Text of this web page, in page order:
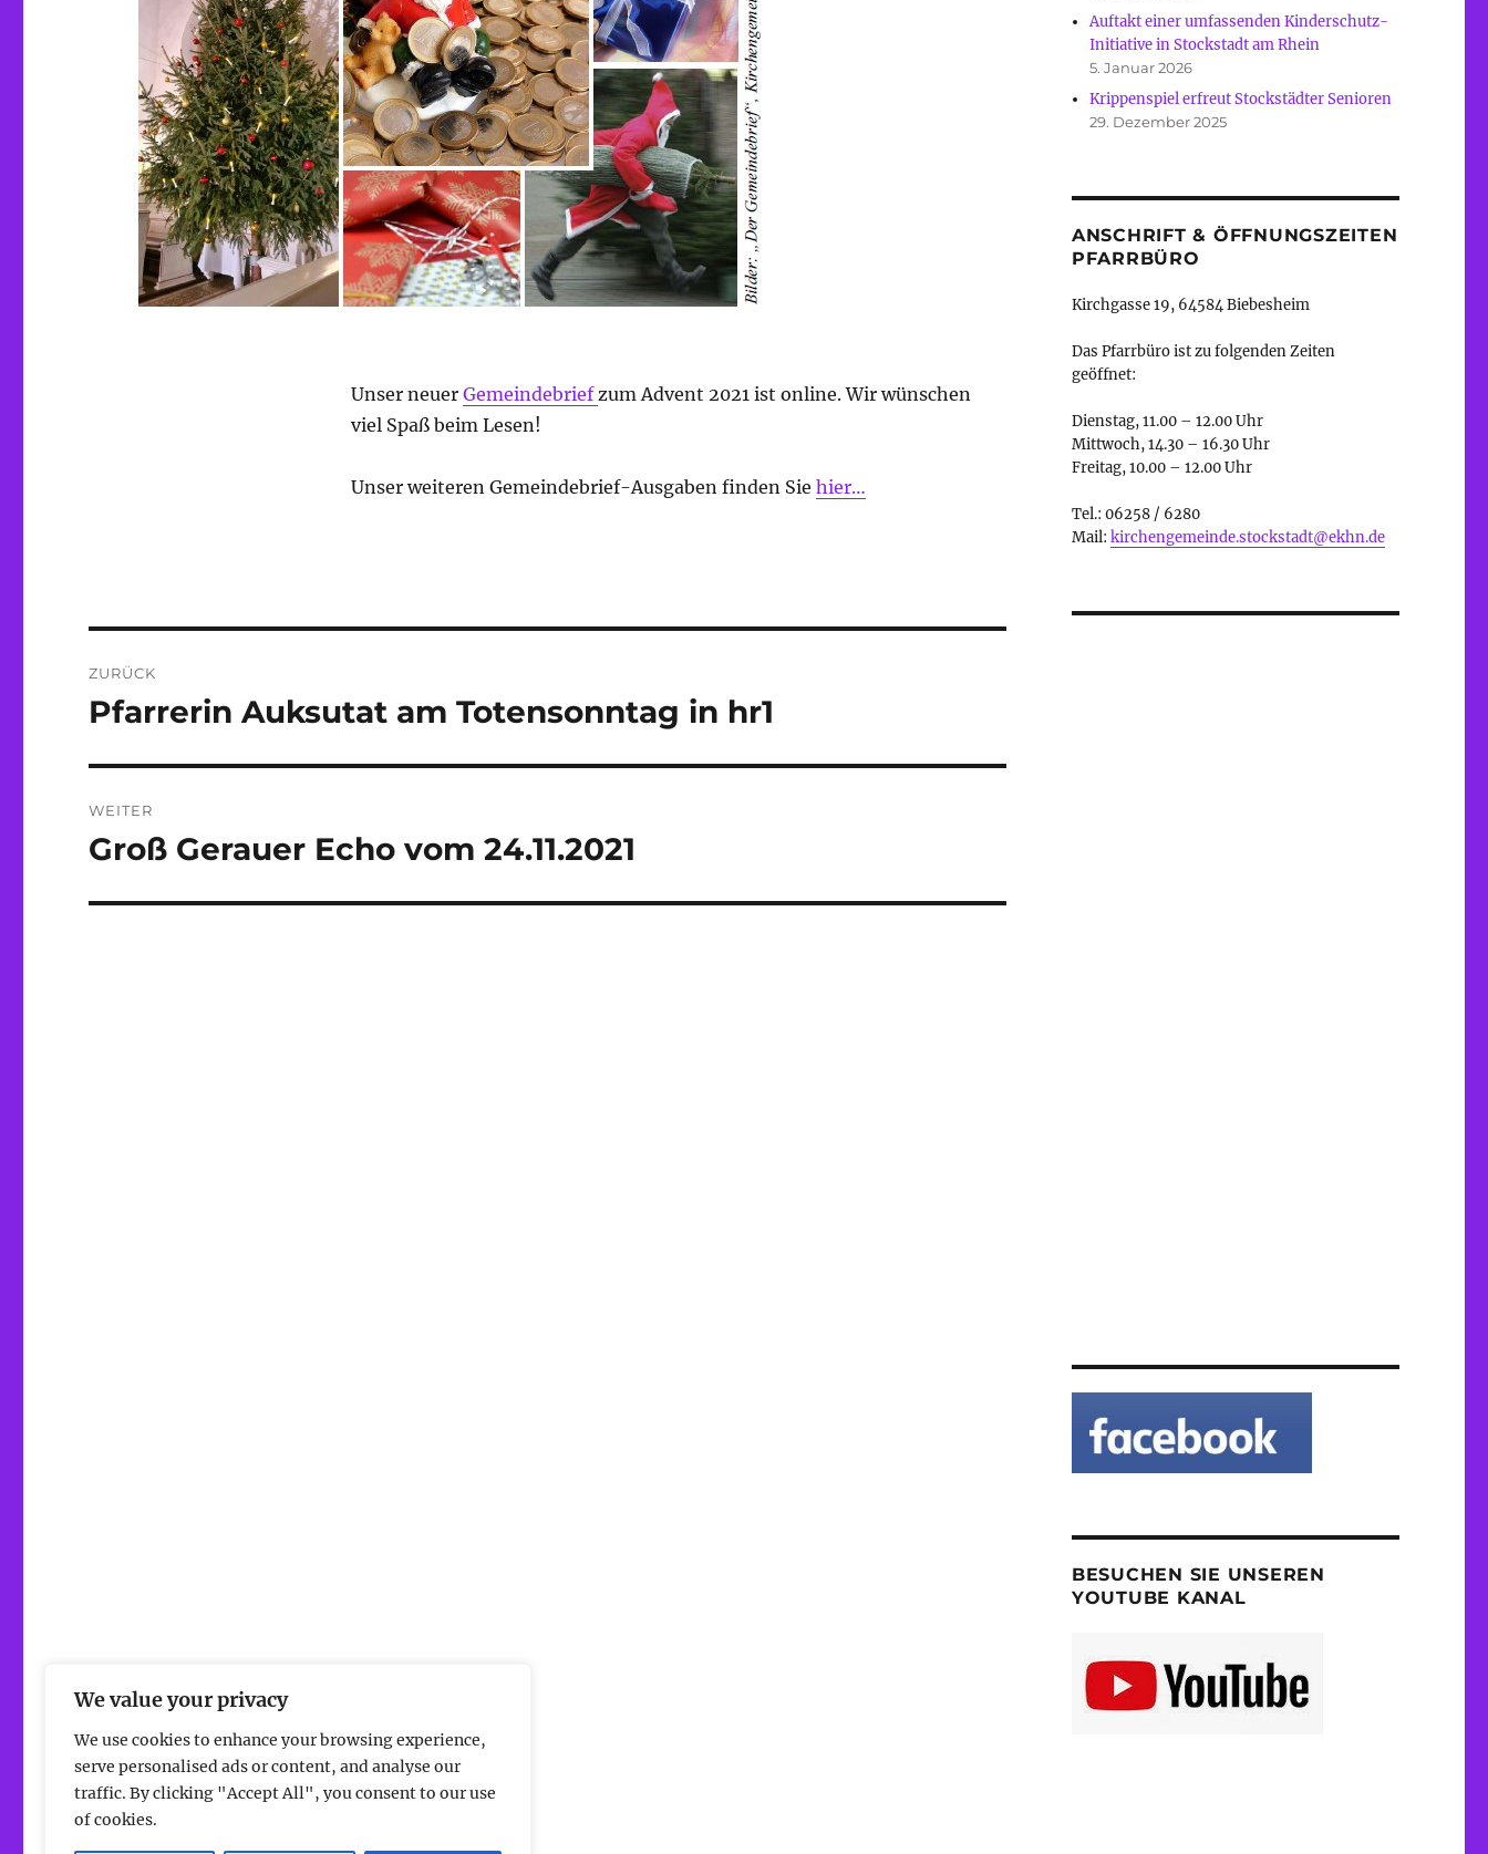
We value your privacy
We use cookies to enhance your browsing experience,
serve personalised ads or content, and analyse our
traffic. By clicking "Accept All", you consent to our use
of cookies.
Unser neuer Gemeindebriefzum Advent 2021 ist online. Wir wünschen
viel Spaß beim Lesen!
Unser weiteren Gemeindebrief-Ausgaben finden Sie hier…
ZURÜCK
Vorheriger
Pfarrerin Auksutat am Totensonntag in hr1
WEITER
Nächster
Groß Gerauer Echo vom 24.11.2021
Auftakt einer umfassenden Kinderschutz-
Initiative in Stockstadt am Rhein
5. Januar 2026
Krippenspiel erfreut Stockstädter Senioren
29. Dezember 2025
ANSCHRIFT & ÖFFNUNGSZEITEN
PFARRBÜRO
Kirchgasse 19, 64584 Biebesheim
Das Pfarrbüro ist zu folgenden Zeiten
geöffnet:
Dienstag, 11.00 – 12.00 Uhr
Mittwoch, 14.30 – 16.30 Uhr
Freitag, 10.00 – 12.00 Uhr
Tel.: 06258 / 6280
Mail: kirchengemeinde.stockstadt@ekhn.de
BESUCHEN SIE UNSEREN
YOUTUBE KANAL